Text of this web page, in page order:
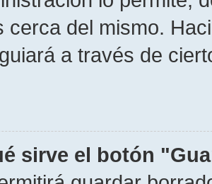
cerca del mismo.
a través de
sirve el botón